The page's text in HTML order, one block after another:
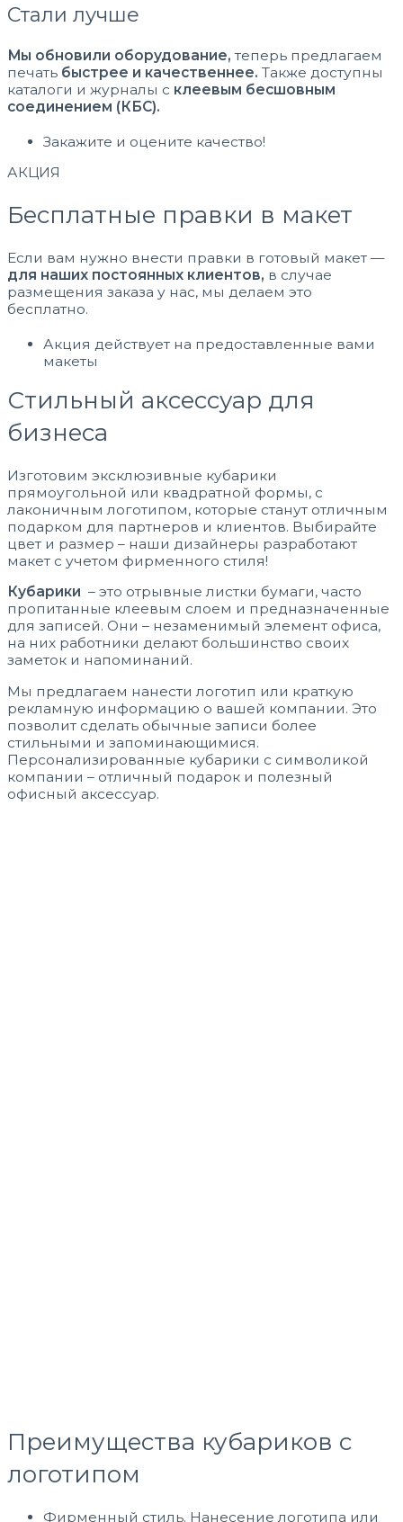
Стали лучше
Мы обновили оборудование, теперь предлагаем
печать быстрее и качественнее. Также доступны
каталоги и журналы с клеевым бесшовным
соединением (КБС).
Закажите и оцените качество!
АКЦИЯ
Бесплатные правки в макет
Если вам нужно внести правки в готовый макет —
для наших постоянных клиентов, в случае
размещения заказа у нас, мы делаем это
бесплатно.
Акция действует на предоставленные вами
макеты
Стильный аксессуар для
бизнеса
Изготовим эксклюзивные кубарики
прямоугольной или квадратной формы, с
лаконичным логотипом, которые станут отличным
подарком для партнеров и клиентов. Выбирайте
цвет и размер – наши дизайнеры разработают
макет с учетом фирменного стиля!
Кубарики – это отрывные листки бумаги, часто
пропитанные клеевым слоем и предназначенные
для записей. Они – незаменимый элемент офиса,
на них работники делают большинство своих
заметок и напоминаний.
Мы предлагаем нанести логотип или краткую
рекламную информацию о вашей компании. Это
позволит сделать обычные записи более
стильными и запоминающимися.
Персонализированные кубарики с символикой
компании – отличный подарок и полезный
офисный аксессуар.
Преимущества кубариков с
логотипом
Фирменный стиль. Нанесение логотипа или